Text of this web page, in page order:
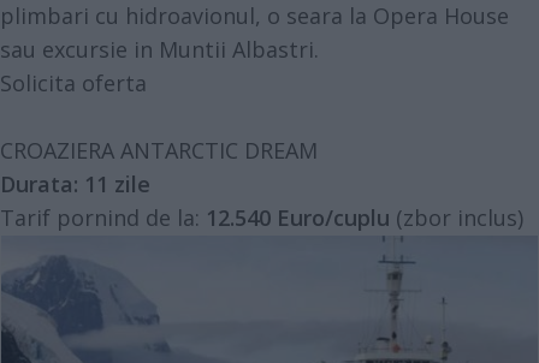
plimbari cu hidroavionul, o seara la Opera House
sau excursie in Muntii Albastri.
Solicita oferta
CROAZIERA ANTARCTIC DREAM
Durata: 11 zile
Tarif pornind de la: 12.540 Euro/cuplu (zbor inclus)